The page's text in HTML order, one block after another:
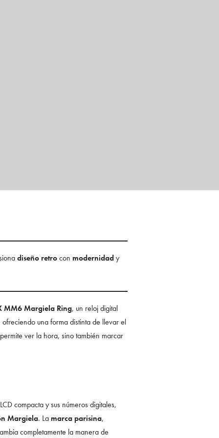
diseño retrocon modernidady
MM6 Margiela Ring, un reloj digital
una forma distinta de llevar el
ver la hora, sino también marcar
compacta y sus números digitales,
Margiela. La marca parisina,
completamente la manera de